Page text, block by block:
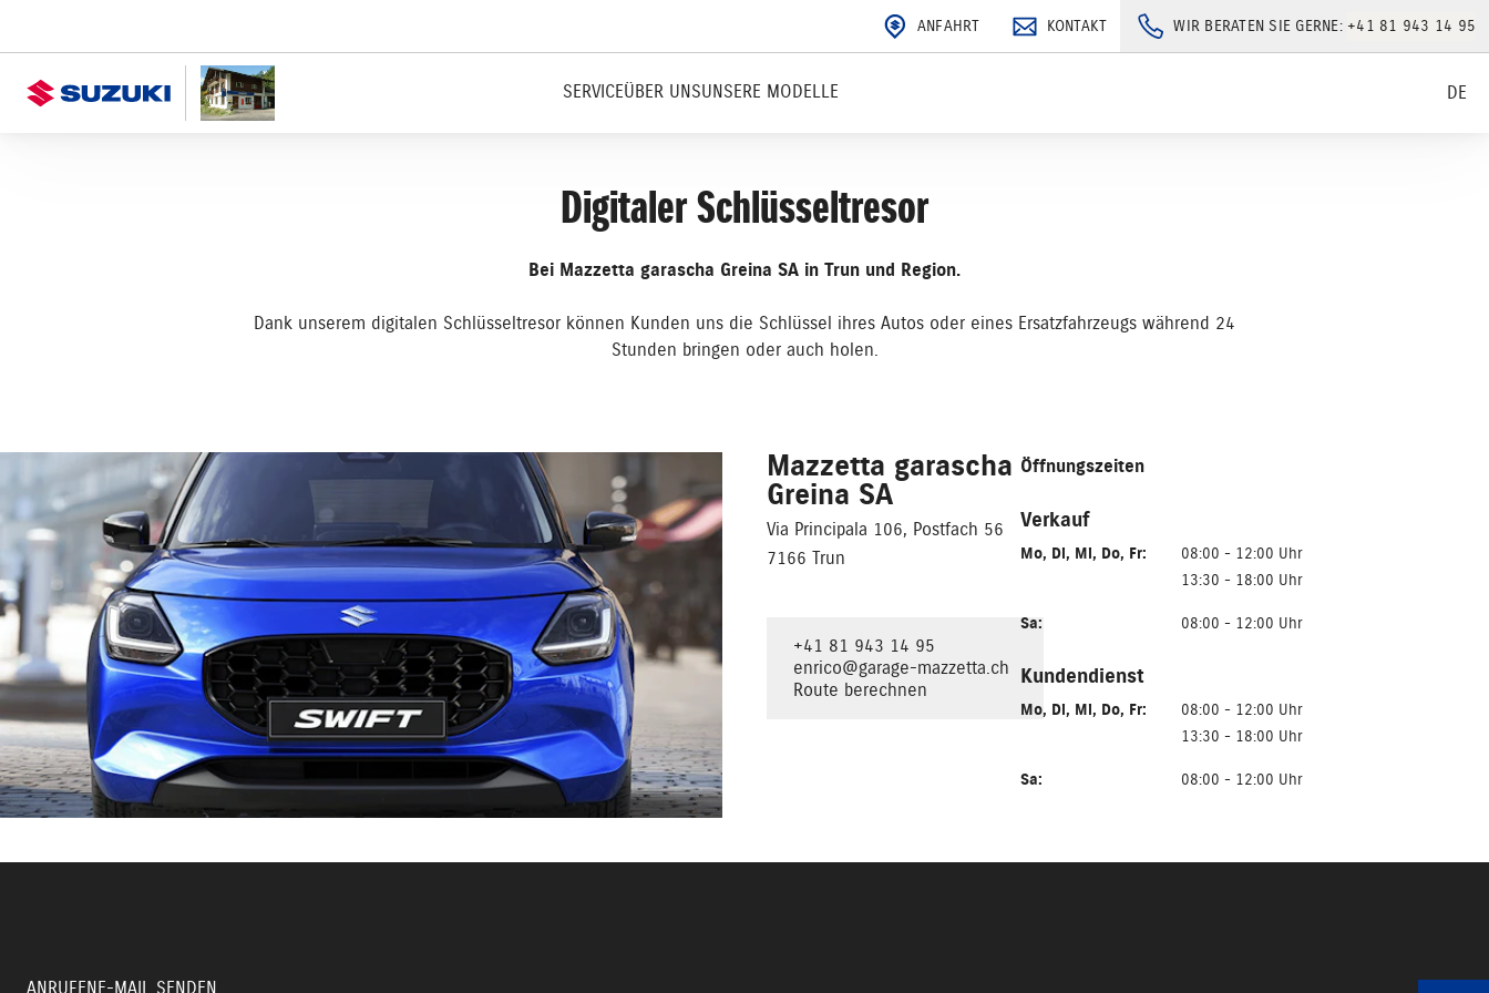
ANFAHRT KONTAKT WIR BERATEN SIE GERNE: +41 81 943 14 95
SERVICEÜBER UNSUNSERE MODELLE DE
Digitaler Schlüsseltresor
Bei Mazzetta garascha Greina SA in Trun und Region.
Dank unserem digitalen Schlüsseltresor können Kunden uns die Schlüssel ihres Autos oder eines Ersatzfahrzeugs während 24
Stunden bringen oder auch holen.
Mazzetta garascha
Greina SA
Via Principala 106, Postfach 56
7166 Trun
+41 81 943 14 95
enrico@garage-mazzetta.ch
Route berechnen
Öffnungszeiten
Verkauf
Mo, Di, Mi, Do, Fr:
08:00 - 12:00 Uhr
13:30 - 18:00 Uhr
Sa: 08:00 - 12:00 Uhr
Kundendienst
Mo, Di, Mi, Do, Fr:
08:00 - 12:00 Uhr
13:30 - 18:00 Uhr
Sa: 08:00 - 12:00 Uhr